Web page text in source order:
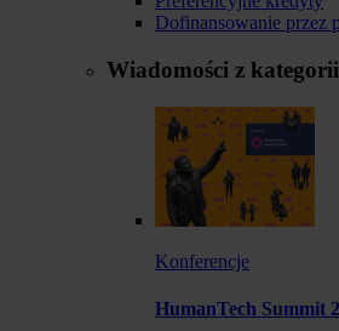
Dofinansowanie przez
Wiadomości z kategorii
Konferencje
HumanTech Summit